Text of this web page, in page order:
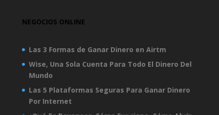
NEGOCIOS ONLINE
Las 3 Formas de Ganar Dinero en Airtm
Wise, Una Sola Cuenta Para Todo El Dinero Del
Mundo
Las 5 Plataformas Seguras Para Ganar Dinero
Por Internet